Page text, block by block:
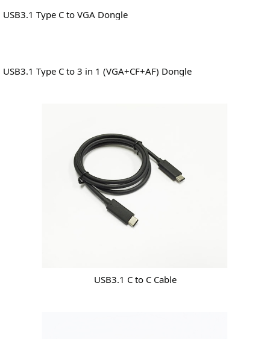
USB3.1 Type C to VGA Dongle
USB3.1 Type C to 3 in 1 (VGA+CF+AF) Dongle
USB3.1 C to C Cable